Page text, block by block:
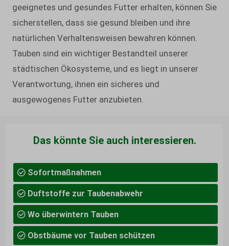
geeignetes und gesundes Futter erhalten, können Sie
sicherstellen, dass sie gesund bleiben und ihre
natürlichen Verhaltensweisen bewahren können.
Tauben sind ein wichtiger Bestandteil unserer
städtischen Ökosysteme, und es liegt in unserer
Verantwortung, ihnen ein sicheres und
ausgewogenes Futter anzubieten.
Das könnte Sie auch interessieren.
Sofortmaßnahmen
Duftstoffe zur Taubenabwehr
Wo überwintern Tauben
Obstbäume vor Tauben schützen